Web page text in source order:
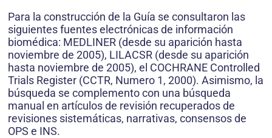
Para la construcción de la Guía se consultaron las
siguientes fuentes electrónicas de información
biomédica: MEDLINER (desde su aparición hasta
noviembre de 2005), LILACSR (desde su aparición
hasta noviembre de 2005), el COCHRANE Controlled
Trials Register (CCTR, Numero 1, 2000). Asimismo, la
búsqueda se complemento con una búsqueda
manual en artículos de revisión recuperados de
revisiones sistemáticas, narrativas, consensos de
OPS e INS.